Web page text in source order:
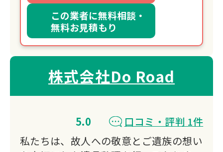
この業者に無料相談・
無料お見積もり
株式会社Do Road
5.0
口コミ・評判 1件
私たちは、故人への敬意とご遺族の想い